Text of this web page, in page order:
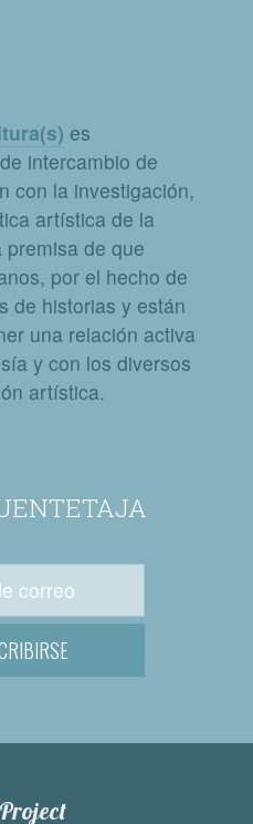
es
intercambio de
con la investigación,
artística de la
de que
por el hecho de
de historias y están
una relación activa
y con los diversos
artística.